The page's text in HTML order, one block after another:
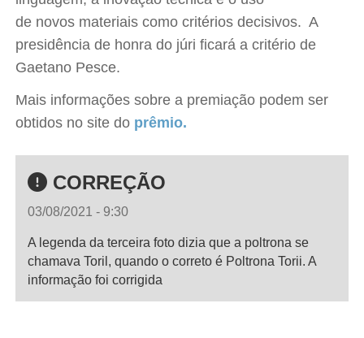
de novos materiais como critérios decisivos. A
presidência de honra do júri ficará a critério de
Gaetano Pesce.
Mais informações sobre a premiação podem ser
obtidos no site do prêmio.
CORREÇÃO
03/08/2021 - 9:30
A legenda da terceira foto dizia que a poltrona se
chamava Toril, quando o correto é Poltrona Torii. A
informação foi corrigida